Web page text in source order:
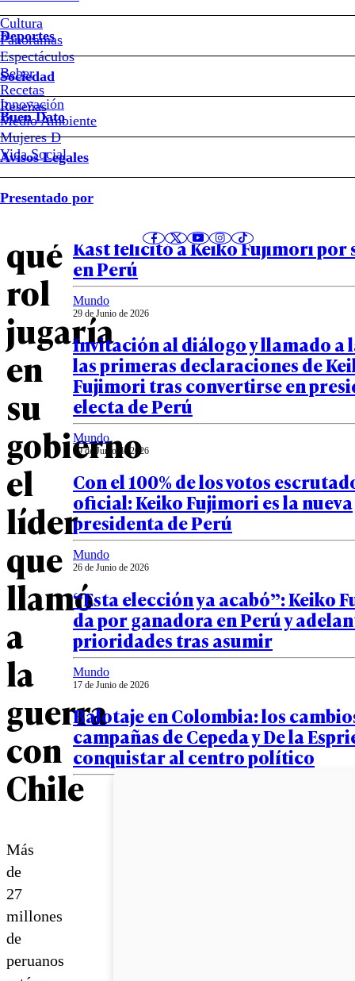
Cultura
Panoramas
Espectáculos
Beber
Recetas
Reseñas
Deportes
Sociedad
Innovación
Medio Ambiente
Mujeres D
Vida Social
Buen Dato
Avisos Legales
Presentado por
Balotaje
en
Perú:
Sánchez
aclaró
qué
rol
jugaría
en
su
gobierno
el
líder
que
llamó
a
la
guerra
con
Chile
Más
de
27
millones
de
peruanos
Notas relacionadas
30 de Junio de 2026
“Agenda de seguridad y
Kast felicitó a Keiko Fujimori
en Perú
Mundo
29 de Junio de 2026
Invitación al diálogo y llamado a
las primeras declaraciones de
Fujimori tras convertirse en
electa de Perú
Mundo
29 de Junio de 2026
Con el 100% de los votos
oficial: Keiko Fujimori es la nueva
presidenta de Perú
Mundo
26 de Junio de 2026
“Esta elección ya acabó”: Keiko
da por ganadora en Perú y
prioridades tras asumir
Mundo
17 de Junio de 2026
Balotaje en Colombia: los
campañas de Cepeda y De la
conquistar al centro político